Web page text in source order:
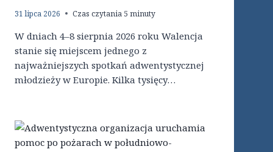
31 lipca 2026 Czas czytania 5 minuty
W dniach 4–8 sierpnia 2026 roku Walencja
stanie się miejscem jednego z
najważniejszych spotkań adwentystycznej
młodzieży w Europie. Kilka tysięcy…